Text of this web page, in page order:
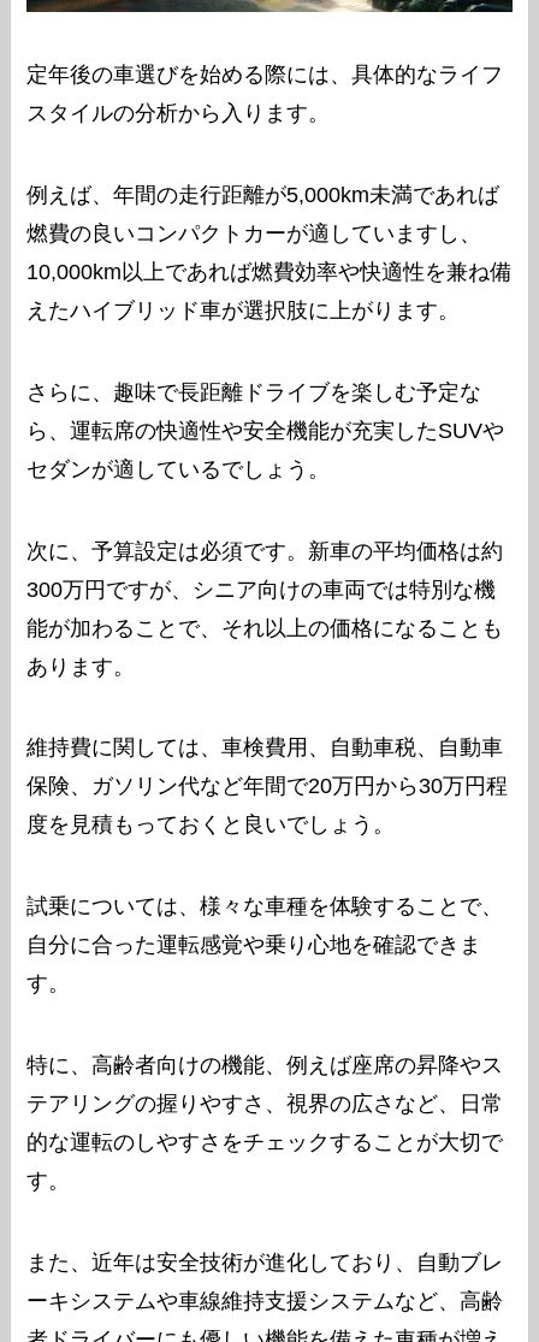
定年後の車選びを始める際には、具体的なライフ
スタイルの分析から入ります。
例えば、年間の走行距離が5,000km未満であれば
燃費の良いコンパクトカーが適していますし、
10,000km以上であれば燃費効率や快適性を兼ね備
えたハイブリッド車が選択肢に上がります。
さらに、趣味で長距離ドライブを楽しむ予定な
ら、運転席の快適性や安全機能が充実したSUVや
セダンが適しているでしょう。
次に、予算設定は必須です。新車の平均価格は約
300万円ですが、シニア向けの車両では特別な機
能が加わることで、それ以上の価格になることも
あります。
維持費に関しては、車検費用、自動車税、自動車
保険、ガソリン代など年間で20万円から30万円程
度を見積もっておくと良いでしょう。
試乗については、様々な車種を体験することで、
自分に合った運転感覚や乗り心地を確認できま
す。
特に、高齢者向けの機能、例えば座席の昇降やス
テアリングの握りやすさ、視界の広さなど、日常
的な運転のしやすさをチェックすることが大切で
す。
また、近年は安全技術が進化しており、自動ブレ
ーキシステムや車線維持支援システムなど、高齢